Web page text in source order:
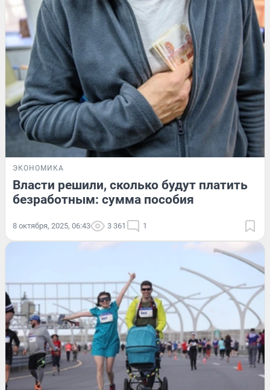
ЭКОНОМИКА
Власти решили, сколько будут платить
безработным: сумма пособия
8 октября, 2025, 06:43 3 361 1